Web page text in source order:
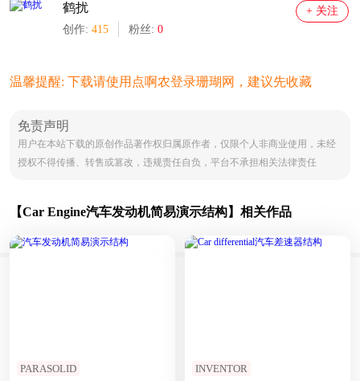
鹤扰
创作: 415 粉丝: 0
+ 关注
温馨提醒: 下载请使用点啊农登录珊瑚网，建议先收藏
免责声明
用户在本站下载的原创作品著作权归属原作者，仅限个人非商业使用，未经
授权不得传播、转售或篡改，违规责任自负，平台不承担相关法律责任
【Car Engine汽车发动机简易演示结构】相关作品
PARASOLID INVENTOR